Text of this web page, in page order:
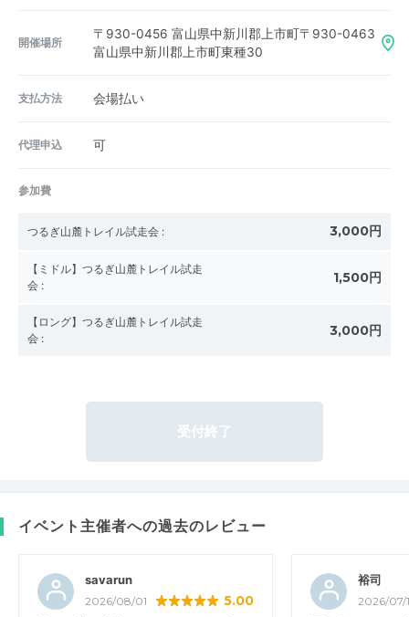
開催場所
〒930-0456 富山県中新川郡上市町〒930-0463
富山県中新川郡上市町東種30
支払方法 会場払い
代理申込 可
参加費
つるぎ山麓トレイル試走会 : 3,000円
【ミドル】つるぎ山麓トレイル試走
会 : 1,500円
【ロング】つるぎ山麓トレイル試走
会 : 3,000円
受付終了
イベント主催者への過去のレビュー
savarun
2026/08/01 5.00
裕司
2026/07/